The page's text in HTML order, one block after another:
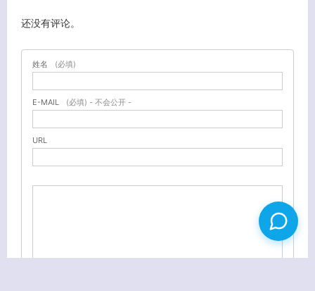
还没有评论。
姓名 (必填)
E-MAIL (必填) - 不会公开 -
URL